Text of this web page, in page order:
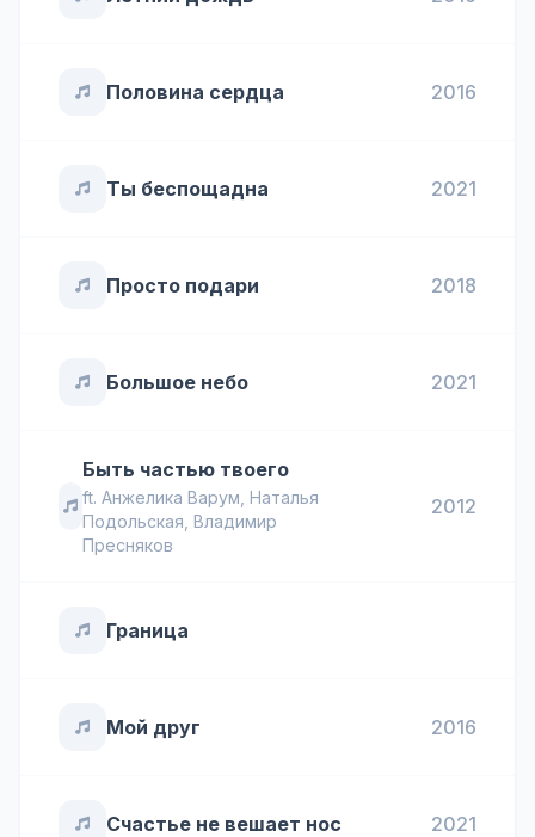
Половина сердца 2016
Ты беспощадна 2021
Просто подари 2018
Большое небо 2021
Быть частью твоего
ft.Анжелика Варум ,Наталья
Подольская ,Владимир
Пресняков
2012
Граница
Мой друг 2016
Счастье не вешает нос 2021